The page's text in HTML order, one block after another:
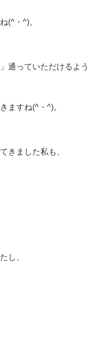
(^・^)。
通っていただけるよう
ますね(^・^)。
きました私も、
し、